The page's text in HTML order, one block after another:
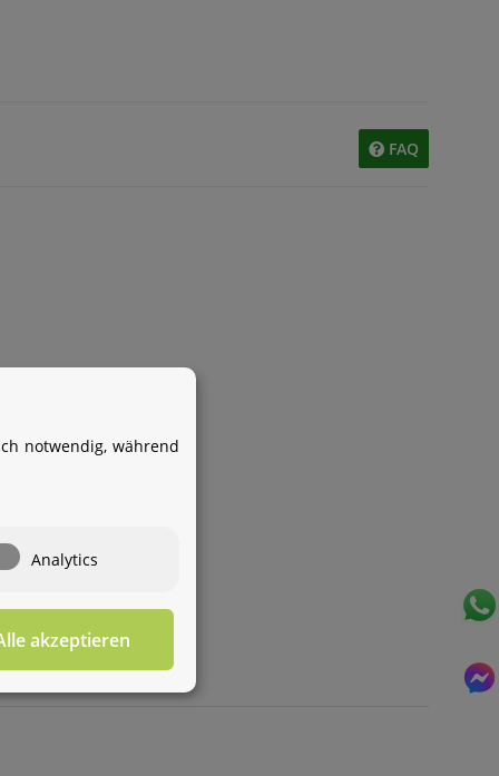
FAQ
Ihr WhatsApp-Kontakt zum
Ihnen behilflich sein?
Für diesen Service benötigen Sie WhatsApp. Alternativ
notwendig, während
Analytics
akzeptieren